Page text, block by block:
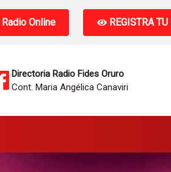
Radio Online REGISTRA
Directoria Radio Fides Oruro
Cont. Maria Angélica Canaviri